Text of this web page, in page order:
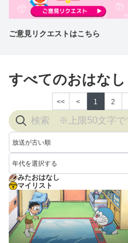
ご意見リクエストはこちら
すべてのおはなし
<< < 1 2
放送が古い順
放送が古い順
放送が新しい順
配信が古い順
配信が新しい順
年代を選択する
すべて
2005年
2006年
みたおはなし
マイリスト